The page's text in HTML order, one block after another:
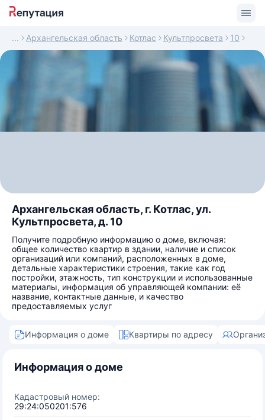
Архангельская область Котлас Культпросвета 10
Архангельская область, г. Котлас, ул.
Культпросвета, д. 10
Получите подробную информацию о доме, включая:
общее количество квартир в здании, наличие и список
организаций или компаний, расположенных в доме,
детальные характеристики строения, такие как год
постройки, этажность, тип конструкции и использованные
материалы, информация об управляющей компании: её
название, контактные данные, и качество
предоставляемых услуг
Информация о доме Квартиры по адресу
Информация о доме
Кадастровый номер:
29:24:050201:576